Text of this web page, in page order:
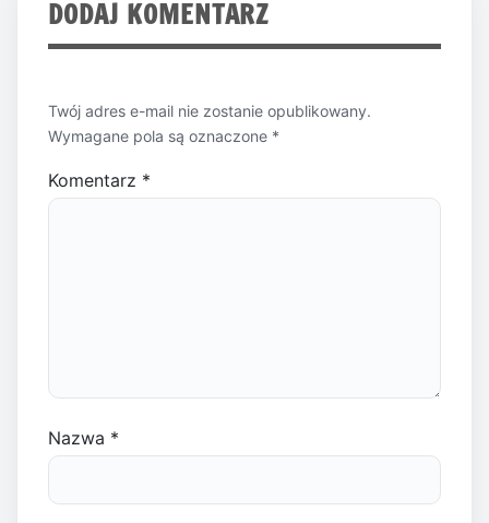
DODAJ KOMENTARZ
Twój adres e-mail nie zostanie opublikowany.
Wymagane pola są oznaczone *
Komentarz *
Nazwa *